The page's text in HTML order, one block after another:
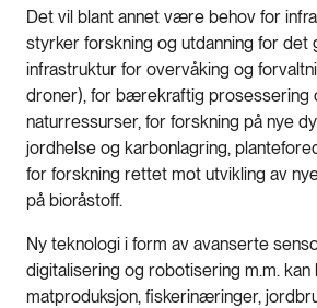
Det vil blant annet være behov for
styrker forskning og utdanning for det
infrastruktur for overvåking og
droner), for bærekraftig prosessering
naturressurser, for forskning på nye
jordhelse og karbonlagring,
for forskning rettet mot utvikling av
på bioråstoff.
Ny teknologi i form av avanserte
digitalisering og robotisering m.m. kan
matproduksjon, fiskerinæringer,